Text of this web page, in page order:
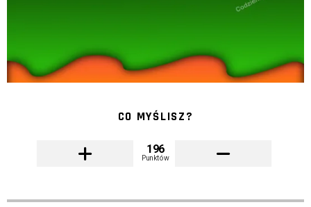
CO MYŚLISZ?
196
Punktów